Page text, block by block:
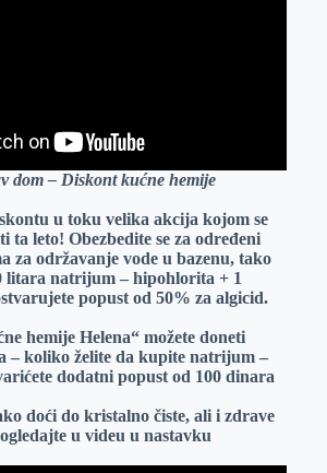
dom – Diskont kućne hemije
u toku velika akcija kojom se
ta leto! Obezbedite se za određeni
za održavanje vode u bazenu, tako
litara natrijum – hipohlorita + 1
popust od 50% za algicid.
hemije Helena“ možete doneti
– koliko želite da kupite natrijum –
dodatni popust od 100 dinara
doći do kristalno čiste, ali i zdrave
u videu u nastavku